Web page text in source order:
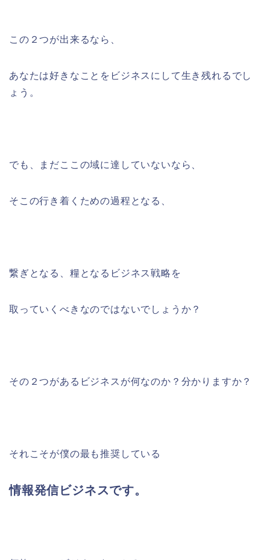
この２つが出来るなら、
あなたは好きなことをビジネスにして生き残れるでし
ょう。
でも、まだここの域に達していないなら、
そこの行き着くための過程となる、
繋ぎとなる、糧となるビジネス戦略を
取っていくべきなのではないでしょうか？
その２つがあるビジネスが何なのか？分かりますか？
それこそが僕の最も推奨している
情報発信ビジネスです。